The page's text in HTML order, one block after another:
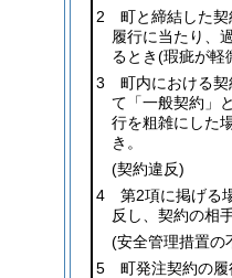
2 町と締結した契
履行に当たり、
るとき(瑕疵が軽
3 町内における契
て「一般契約」
行を粗雑にした
き。
(契約違反)
4 第2項に掲げる
反し、契約の相
(安全管理措置の
5 町発注契約の履